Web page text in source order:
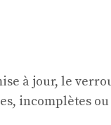
à jour, le
incomplètes